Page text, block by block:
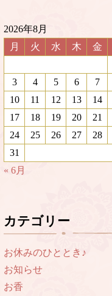
2026年8月
月
火 水 木 金
3
4 5 6 7
10
11 12 13 14
17
18 19 20 21
24
25 26 27 28
31
« 6月
カテゴリー
お休みのひととき♪
お知らせ
お香